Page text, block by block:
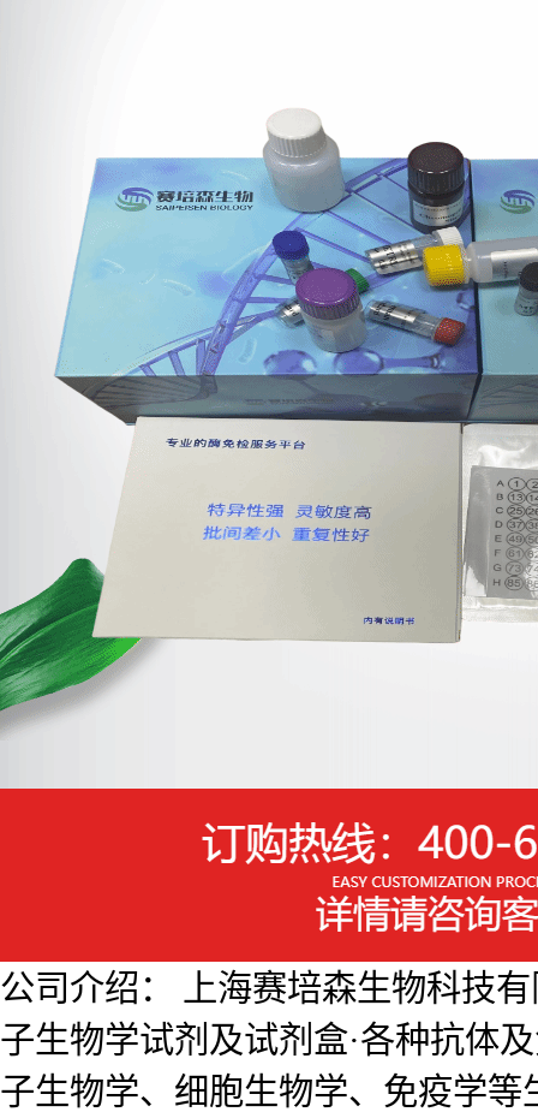
公司介绍： 上海赛培森生物科技有
子生物学试剂及试剂盒·各种抗体
子生物学、细胞生物学、免疫学